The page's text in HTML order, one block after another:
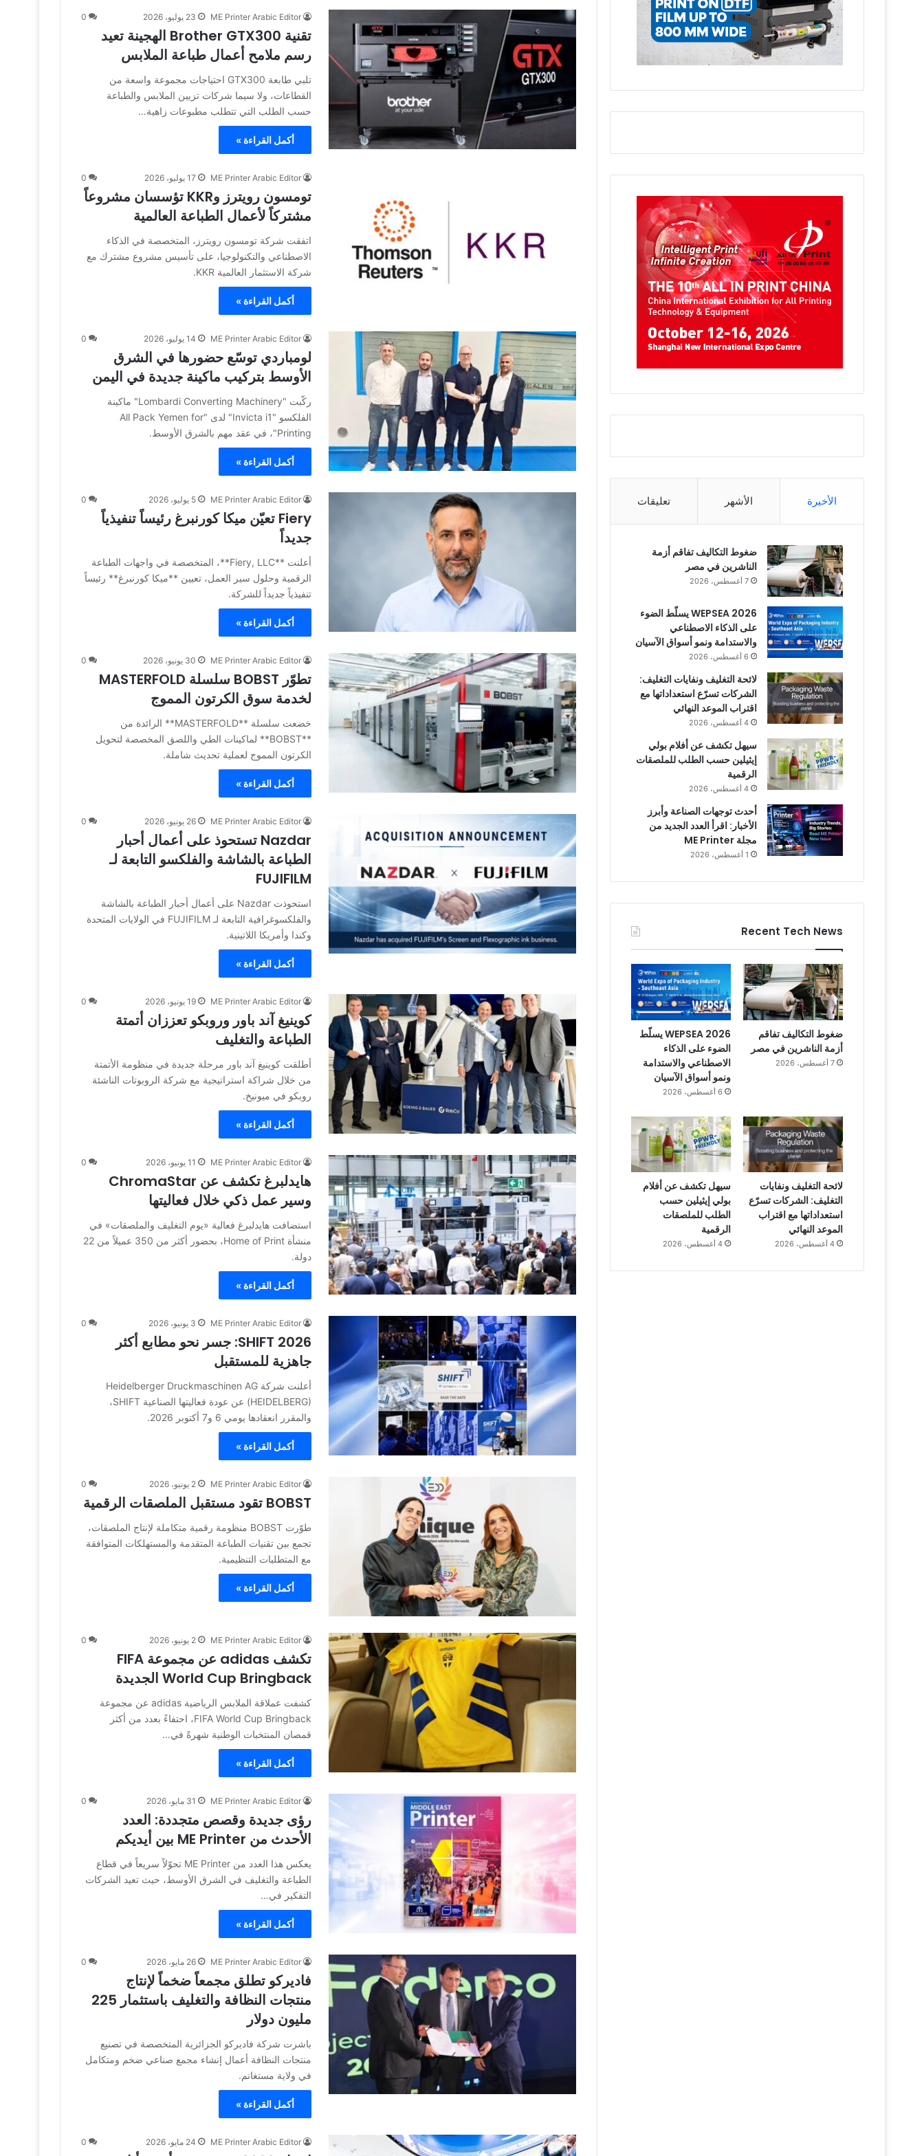
ME Printer Arabic Editor 23 يوليو، 2026 0
تقنية Brother GTX300 الهجينة تعيد
رسم ملامح أعمال طباعة الملابس
تلبي طابعة GTX300 احتياجات مجموعة واسعة من
القطاعات، ولا سيما شركات تزيين الملابس والطباعة
حسب الطلب التي تتطلب مطبوعات زاهية…
أكمل القراءة »
ME Printer Arabic Editor 17 يوليو، 2026 0
تومسون رويترز وKKR تؤسسان مشروعاً
مشتركاً لأعمال الطباعة العالمية
اتفقت شركة تومسون رويترز، المتخصصة في الذكاء
الاصطناعي والتكنولوجيا، على تأسيس مشروع مشترك مع
شركة الاستثمار العالمية KKR.
أكمل القراءة »
ME Printer Arabic Editor 14 يوليو، 2026 0
لومباردي توسّع حضورها في الشرق
الأوسط بتركيب ماكينة جديدة في اليمن
ركّبت "Lombardi Converting Machinery" ماكينة
الفلكسو "Invicta i1" لدى "All Pack Yemen for
Printing"، في عقد مهم بالشرق الأوسط.
أكمل القراءة »
ME Printer Arabic Editor 5 يوليو، 2026 0
Fiery تعيّن ميكا كورنبرغ رئيساً تنفيذياً
جديداً
أعلنت **Fiery, LLC**، المتخصصة في واجهات الطباعة
الرقمية وحلول سير العمل، تعيين **ميكا كورنبرغ** رئيساً
تنفيذياً جديداً للشركة.
أكمل القراءة »
ME Printer Arabic Editor 30 يونيو، 2026 0
تطوّر BOBST سلسلة MASTERFOLD
لخدمة سوق الكرتون المموج
خضعت سلسلة **MASTERFOLD** الرائدة من
**BOBST** لماكينات الطي واللصق المخصصة لتحويل
الكرتون المموج لعملية تحديث شاملة.
أكمل القراءة »
ME Printer Arabic Editor 26 يونيو، 2026 0
Nazdar تستحوذ على أعمال أحبار
الطباعة بالشاشة والفلكسو التابعة لـ
FUJIFILM
استحوذت Nazdar على أعمال أحبار الطباعة بالشاشة
والفلكسوغرافية التابعة لـ FUJIFILM في الولايات المتحدة
وكندا وأمريكا اللاتينية.
أكمل القراءة »
ME Printer Arabic Editor 19 يونيو، 2026 0
كوينيغ آند باور وروبكو تعززان أتمتة
الطباعة والتغليف
أطلقت كوينيغ آند باور مرحلة جديدة في منظومة الأتمتة
من خلال شراكة استراتيجية مع شركة الروبوتات الناشئة
روبكو في ميونيخ.
أكمل القراءة »
ME Printer Arabic Editor 11 يونيو، 2026 0
هايدلبرغ تكشف عن ChromaStar
وسير عمل ذكي خلال فعاليتها
استضافت هايدلبرغ فعالية «يوم التغليف والملصقات» في
منشأة Home of Print، بحضور أكثر من 350 عميلاً من 22
دولة.
أكمل القراءة »
ME Printer Arabic Editor 3 يونيو، 2026 0
SHIFT 2026: جسر نحو مطابع أكثر
جاهزية للمستقبل
أعلنت شركة Heidelberger Druckmaschinen AG
(HEIDELBERG) عن عودة فعاليتها الصناعية SHIFT،
والمقرر انعقادها يومي 6 و7 أكتوبر 2026.
أكمل القراءة »
ME Printer Arabic Editor 2 يونيو، 2026 0
BOBST تقود مستقبل الملصقات الرقمية
طوّرت BOBST منظومة رقمية متكاملة لإنتاج الملصقات،
تجمع بين تقنيات الطباعة المتقدمة والمستهلكات المتوافقة
مع المتطلبات التنظيمية.
أكمل القراءة »
ME Printer Arabic Editor 2 يونيو، 2026 0
تكشف adidas عن مجموعة FIFA
World Cup Bringback الجديدة
كشفت عملاقة الملابس الرياضية adidas عن مجموعة
FIFA World Cup Bringback، احتفاءً بعدد من أكثر
قمصان المنتخبات الوطنية شهرةً في…
أكمل القراءة »
ME Printer Arabic Editor 31 مايو، 2026 0
رؤى جديدة وقصص متجددة: العدد
الأحدث من ME Printer بين أيديكم
يعكس هذا العدد من ME Printer تحوّلاً سريعاً في قطاع
الطباعة والتغليف في الشرق الأوسط، حيث تعيد الشركات
التفكير في…
أكمل القراءة »
ME Printer Arabic Editor 26 مايو، 2026 0
فاديركو تطلق مجمعاً ضخماً لإنتاج
منتجات النظافة والتغليف باستثمار 225
مليون دولار
باشرت شركة فاديركو الجزائرية المتخصصة في تصنيع
منتجات النظافة أعمال إنشاء مجمع صناعي ضخم ومتكامل
في ولاية مستغانم.
أكمل القراءة »
ME Printer Arabic Editor 24 مايو، 2026 0
الأخيرة الأشهر تعليقات
ضغوط التكاليف تفاقم أزمة
الناشرين في مصر
7 أغسطس، 2026
WEPSEA 2026 يسلّط الضوء
على الذكاء الاصطناعي
والاستدامة ونمو أسواق الآسيان
6 أغسطس، 2026
لائحة التغليف ونفايات التغليف:
الشركات تسرّع استعداداتها مع
اقتراب الموعد النهائي
4 أغسطس، 2026
سيهل تكشف عن أفلام بولي
إيثيلين حسب الطلب للملصقات
الرقمية
4 أغسطس، 2026
أحدث توجهات الصناعة وأبرز
الأخبار: اقرأ العدد الجديد من
مجلة ME Printer
1 أغسطس، 2026
Recent Tech News
ضغوط التكاليف تفاقم
أزمة الناشرين في مصر
7 أغسطس، 2026
WEPSEA 2026 يسلّط
الضوء على الذكاء
الاصطناعي والاستدامة
ونمو أسواق الآسيان
6 أغسطس، 2026
لائحة التغليف ونفايات
التغليف: الشركات تسرّع
استعداداتها مع اقتراب
الموعد النهائي
4 أغسطس، 2026
سيهل تكشف عن أفلام
بولي إيثيلين حسب
الطلب للملصقات
الرقمية
4 أغسطس، 2026